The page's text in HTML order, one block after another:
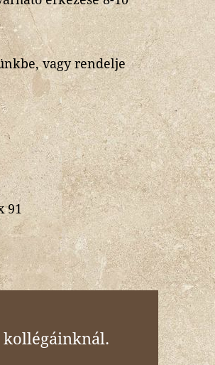
vagy rendelje
91